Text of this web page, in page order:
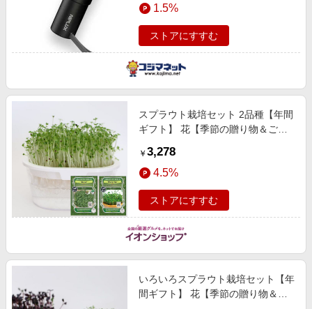
1.5%
ストアにすすむ
スプラウト栽培セット 2品種【年間
ギフト】 花【季節の贈り物＆ご褒
￥ 3,278
4.5%
ストアにすすむ
いろいろスプラウト栽培セット【年
間ギフト】 花【季節の贈り物＆ご